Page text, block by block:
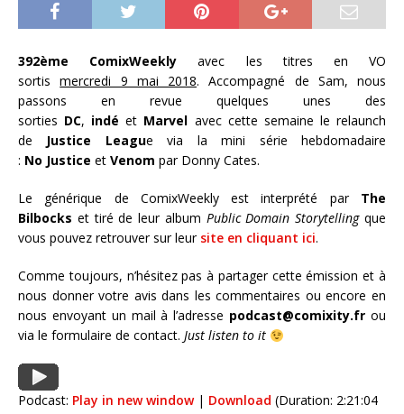
392ème ComixWeekly avec les titres en VO
sortismercredi 9 mai 2018. Accompagné de Sam, nous
passons en revue quelques unes des
sorties DC, indé et Marvel avec cette semaine le relaunch
de Justice League via la mini série hebdomadaire
: No Justice et Venom par Donny Cates.
Le générique de ComixWeekly est interprété par The
Bilbocks et tiré de leur album Public Domain Storytellingque
vous pouvez retrouver sur leursite en cliquant ici.
Comme toujours, n’hésitez pas à partager cette émission et à
nous donner votre avis dans les commentaires ou encore en
nous envoyant un mail à l’adresse podcast@comixity.fr ou
via le formulaire de contact. Just listen to it
Podcast: Play in new window| Download (Duration: 2:21:04